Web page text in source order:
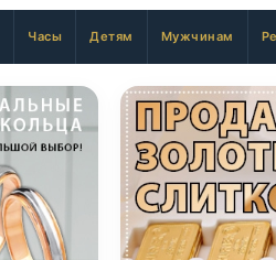
Часы Детям Мужчинам